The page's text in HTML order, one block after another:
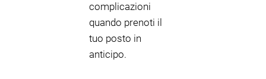
complicazioni
quando prenoti il
tuo posto in
anticipo.